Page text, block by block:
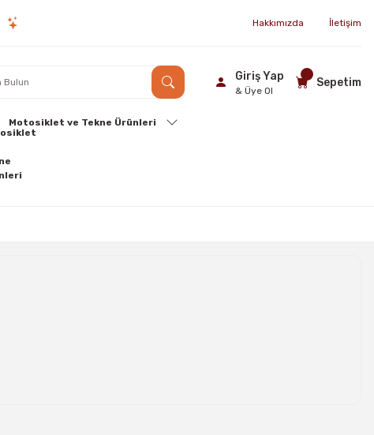
Hakkımızda İletişim
Giriş Yap
& Üye Ol
Sepetim
Motosiklet ve Tekne Ürünleri